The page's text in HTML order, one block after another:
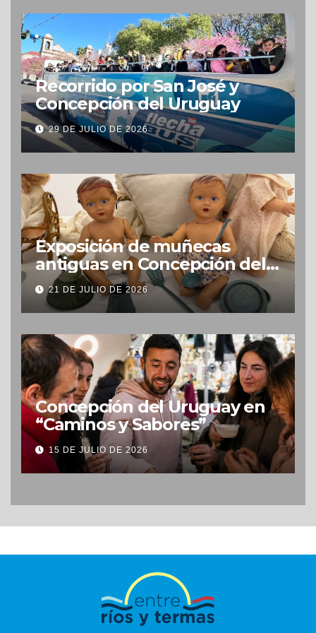
Recorrido por San José y
Concepción del Uruguay
29 DE JULIO DE 2026
Exposición de muñecas
antiguas en Concepción del
Uruguay
21 DE JULIO DE 2026
Concepción del Uruguay en
“Caminos y Sabores”
15 DE JULIO DE 2026